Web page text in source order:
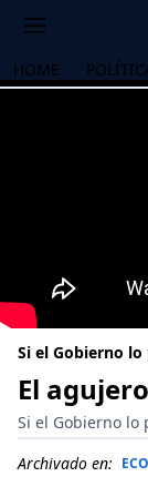
HOME
Si el Gobierno
El
Si el Gobierno lo
Archivado en: